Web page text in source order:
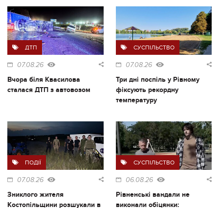
ДТП
07.08.26
Вчора біля Квасилова
сталася ДТП з автовозом
СУСПІЛЬСТВО
07.08.26
Три дні поспіль у Рівному
фіксують рекордну
температуру
ПОДІЇ
07.08.26
Зниклого жителя
Костопільщини розшукали в
СУСПІЛЬСТВО
06.08.26
Рівненські вандали не
виконали обіцянки: